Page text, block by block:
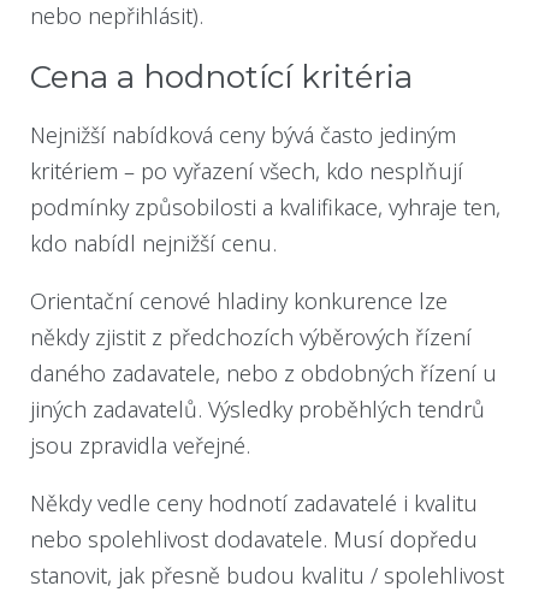
nebo nepřihlásit).
Cena a hodnotící kritéria
Nejnižší nabídková ceny bývá často jediným
kritériem – po vyřazení všech, kdo nesplňují
podmínky způsobilosti a kvalifikace, vyhraje ten,
kdo nabídl nejnižší cenu.
Orientační cenové hladiny konkurence lze
někdy zjistit z předchozích výběrových řízení
daného zadavatele, nebo z obdobných řízení u
jiných zadavatelů. Výsledky proběhlých tendrů
jsou zpravidla veřejné.
Někdy vedle ceny hodnotí zadavatelé i kvalitu
nebo spolehlivost dodavatele. Musí dopředu
stanovit, jak přesně budou kvalitu / spolehlivost